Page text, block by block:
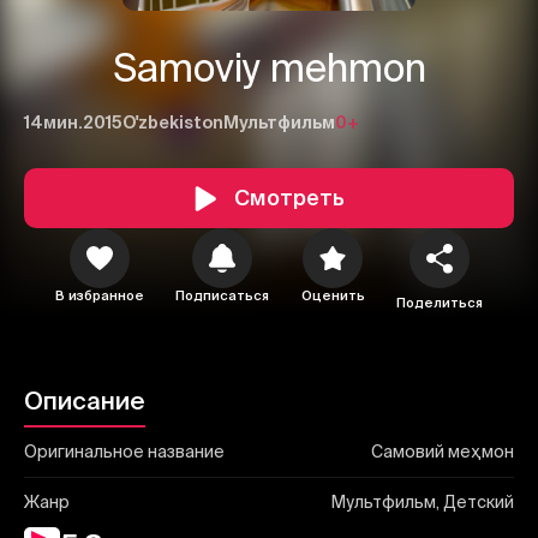
Samoviy mehmon
14мин.2015O'zbekiston Мультфильм0+
Смотреть
В избранное Подписаться Оценить Поделиться
Описание
Оригинальное название Самовий меҳмон
Жанр Мультфильм, Детский
1 2 3
Отправить
Отменить Авторизоваться